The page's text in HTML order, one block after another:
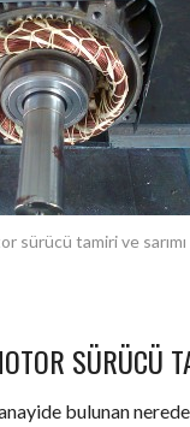
sürücü tamiri ve sarımı
SÜRÜCÜ
bulunan